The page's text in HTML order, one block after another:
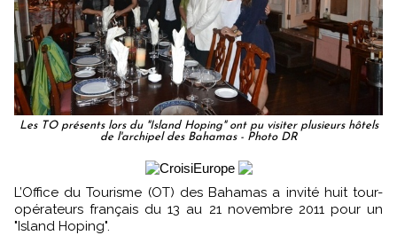
Les TO présents lors du "Island Hoping" ont pu visiter plusieurs hôtels
de l'archipel des Bahamas - Photo DR
L’Office du Tourisme (OT) des Bahamas a invité huit tour-
opérateurs français du 13 au 21 novembre 2011 pour un
"Island Hoping".